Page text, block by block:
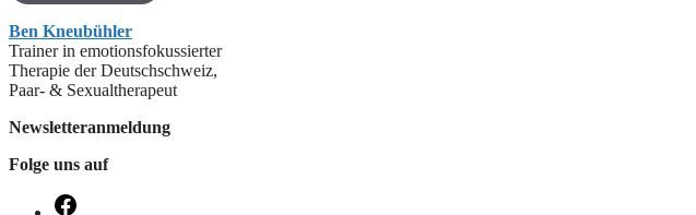
Ben Kneubühler
Trainer in emotionsfokussierter
Therapie der Deutschschweiz,
Paar- & Sexualtherapeut
Newsletteranmeldung
Folge uns auf
Facebook